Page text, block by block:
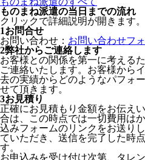
ものまね派遣の当日までの流れ
クリックで詳細説明が開きます。
1お問合せ
お問い合わせ： お問い合わせフ
2弊社からご連絡します
お客様との関係を第一に考える
ご連絡いたします。お客様から
去の実績からどのようなパフォ
せて頂きます。
3お見積り
正確にお見積もり金額をお伝え
合は、この時点では一切費用は
込みフォームのリンクをお送り
ていただき、送信を完了した時
す。
お申込みを受け付け次第、タレ